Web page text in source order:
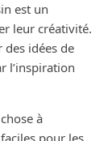
est un
leur créativité.
idées de
l’inspiration
à
pour les